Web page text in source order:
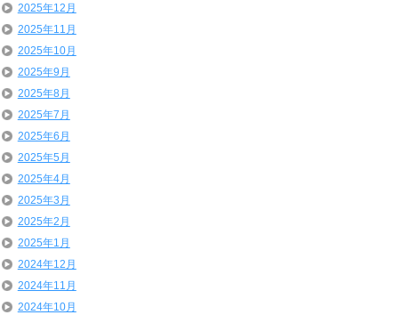
2025年12月
2025年11月
2025年10月
2025年9月
2025年8月
2025年7月
2025年6月
2025年5月
2025年4月
2025年3月
2025年2月
2025年1月
2024年12月
2024年11月
2024年10月